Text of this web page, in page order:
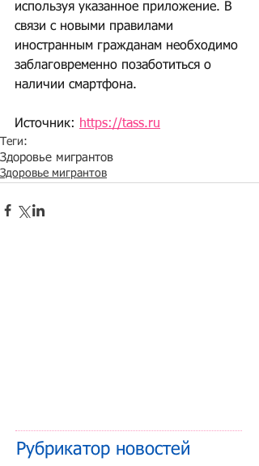
используя указанное приложение. В
связи с новыми правилами
иностранным гражданам необходимо
заблаговременно позаботиться о
наличии смартфона.
Источник: https://tass.ru
Теги:
Здоровье мигрантов
Здоровье мигрантов
Рубрикатор новостей